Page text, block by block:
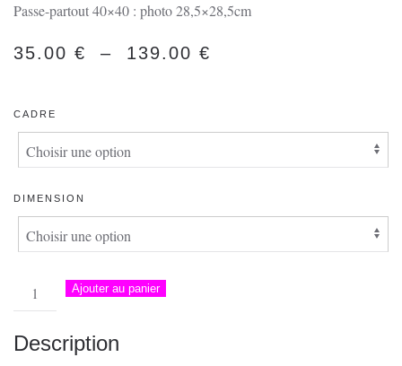
Passe-partout 40×40 : photo 28,5×28,5cm
35.00 € – 139.00 €
35.00 €
CADRE
DIMENSION
quantité
de
Passe-
Partout
Ajouter au panier
Description